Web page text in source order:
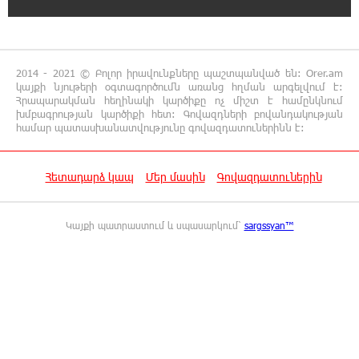
16:15:33 6-08-2026
ՈւՂԻՂ. Նարեկ Կարապետյանը հանդես է
գալիս հայտարարությամբ
16:09:42 6-08-2026
15:24:13 6-08-2026
Վեհափառի անձնագրի մեջ գրված է՝
2014 - 2021 © Բոլոր իրավունքները պաշտպանված են: Orer.am
կայքի նյութերի օգտագործումն առանց հղման արգելվում է:
Հրապարակման հեղինակի կարծիքը ոչ միշտ է համընկնում
խմբագրության կարծիքի հետ: Գովազդների բովանդակության
համար պատասխանատվությունը գովազդատուներինն է:
Հետադարձ կապ Մեր մասին Գովազդատուներին
Կայքի պատրաստում և սպասարկում՝ sargssyan™